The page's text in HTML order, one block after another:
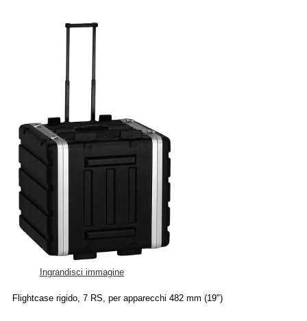
Ingrandisci immagine
Flightcase rigido, 7 RS, per apparecchi 482 mm (19")